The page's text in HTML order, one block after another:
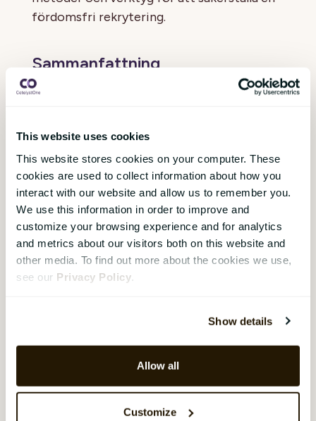
This website uses cookies
This website stores cookies on your computer. These
cookies are used to collect information about how you
interact with our website and allow us to remember you.
We use this information in order to improve and
customize your browsing experience and for analytics
and metrics about our visitors both on this website and
other media. To find out more about the cookies we use,
see our Privacy Policy
Show details
Allow all
Customize
fördomsfri rekrytering.
Sammanfattning
Fördomsfri rekrytering är en metod som
anställningsprocessen och säkerställa att
alla kandidater bedöms enbart utifrån deras
kompetenser och kvalifikationer. Genom
att använda metoder som anonymiserade
ansökningar, standardiserade intervjuer och
mångfaldsträning kan företag skapa en
rättvis och inkluderande
rekryteringsprocess. Fördomsfri
rekrytering kan leda till ökad mångfald,
förbättrad företagsimage. Trots
utmaningarna är det en viktig strävan för
att skapa en mer rättvis och jämlik
CatalystOnes lösning för rekrytering